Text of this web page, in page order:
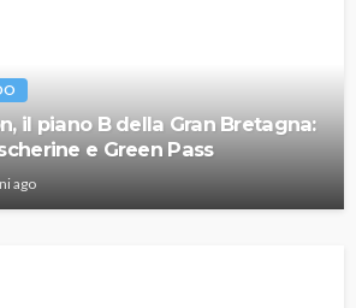
il piano B della Gran Bretagna:
e Green Pass
ago